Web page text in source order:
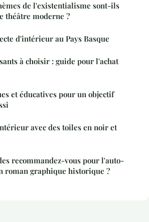
de l'existentialisme sont-ils
théâtre moderne ?
d'intérieur au Pays Basque
à choisir : guide pour l'achat
et éducatives pour un objectif
avec des toiles en noir et
recommandez-vous pour l'auto-
roman graphique historique ?